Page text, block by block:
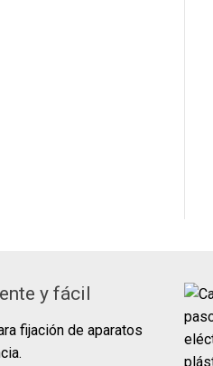
y fácil
fijación de aparatos